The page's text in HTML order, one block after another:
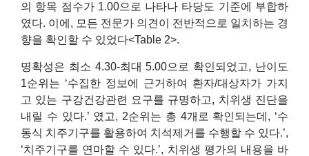
의 항목 점수가 1.00으로 나타나 타당도 기준에 부합하
였다. 이에, 모든 전문가 의견이 전반적으로 일치하는 경
향을 확인할 수 있었다<Table 2>.
명확성은 최소 4.30-최대 5.00으로 확인되었고, 난이도
1순위는 ‘수집한 정보에 근거하여 환자/대상자가 가지
고 있는 구강건강관련 요구를 규명하고, 치위생 진단을
내릴 수 있다.’ 였고, 2순위는 총 4개로 확인되는데, ‘수
동식 치주기구를 활용하여 치석제거를 수행할 수 있다.’,
‘치주기구를 연마할 수 있다.’, 치위생 평가의 내용을 바